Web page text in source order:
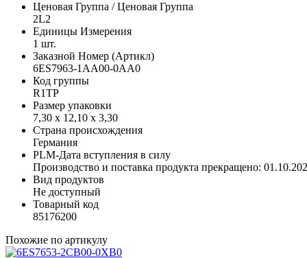
Ценовая Группа / Ценовая Группа
2L2
Единицы Измерения
1 шт.
Заказной Номер (Артикл)
6ES7963-1AA00-0AA0
Код группы
R1TP
Размер упаковки
7,30 x 12,10 x 3,30
Страна происхождения
Германия
PLM-Дата вступления в силу
Производство и поставка продукта прекращено:
Вид продуктов
Не доступный
Товарный код
85176200
Похожие по артикулу